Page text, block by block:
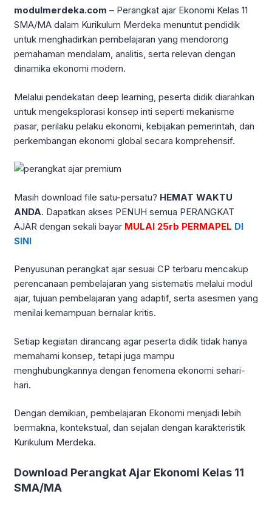
modulmerdeka.com – Perangkat ajar Ekonomi Kelas 11
SMA/MA dalam Kurikulum Merdeka menuntut pendidik
untuk menghadirkan pembelajaran yang mendorong
pemahaman mendalam, analitis, serta relevan dengan
dinamika ekonomi modern.
Melalui pendekatan deep learning, peserta didik diarahkan
untuk mengeksplorasi konsep inti seperti mekanisme
pasar, perilaku pelaku ekonomi, kebijakan pemerintah, dan
perkembangan ekonomi global secara komprehensif.
Masih download file satu-persatu? HEMAT WAKTU
ANDA. Dapatkan akses PENUH semua PERANGKAT
AJAR dengan sekali bayar MULAI 25rb PERMAPEL DI
SINI
Penyusunan perangkat ajar sesuai CP terbaru mencakup
perencanaan pembelajaran yang sistematis melalui modul
ajar, tujuan pembelajaran yang adaptif, serta asesmen yang
menilai kemampuan bernalar kritis.
Setiap kegiatan dirancang agar peserta didik tidak hanya
memahami konsep, tetapi juga mampu
menghubungkannya dengan fenomena ekonomi sehari-
hari.
Dengan demikian, pembelajaran Ekonomi menjadi lebih
bermakna, kontekstual, dan sejalan dengan karakteristik
Kurikulum Merdeka.
Download Perangkat Ajar Ekonomi Kelas 11
SMA/MA